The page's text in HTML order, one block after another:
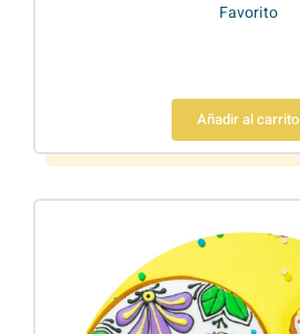
Favorito
Añadir al carrito